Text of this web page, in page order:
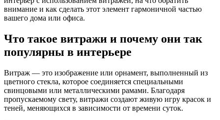
внимание и как сделать этот элемент гармоничной частью
вашего дома или офиса.
Что такое витражи и почему они так
популярны в интерьере
Витраж — это изображение или орнамент, выполненный из
цветного стекла, которое соединяется специальными
свинцовыми или металлическими рамами. Благодаря
пропускаемому свету, витражи создают живую игру красок и
теней, меняющихся в зависимости от времени суток.